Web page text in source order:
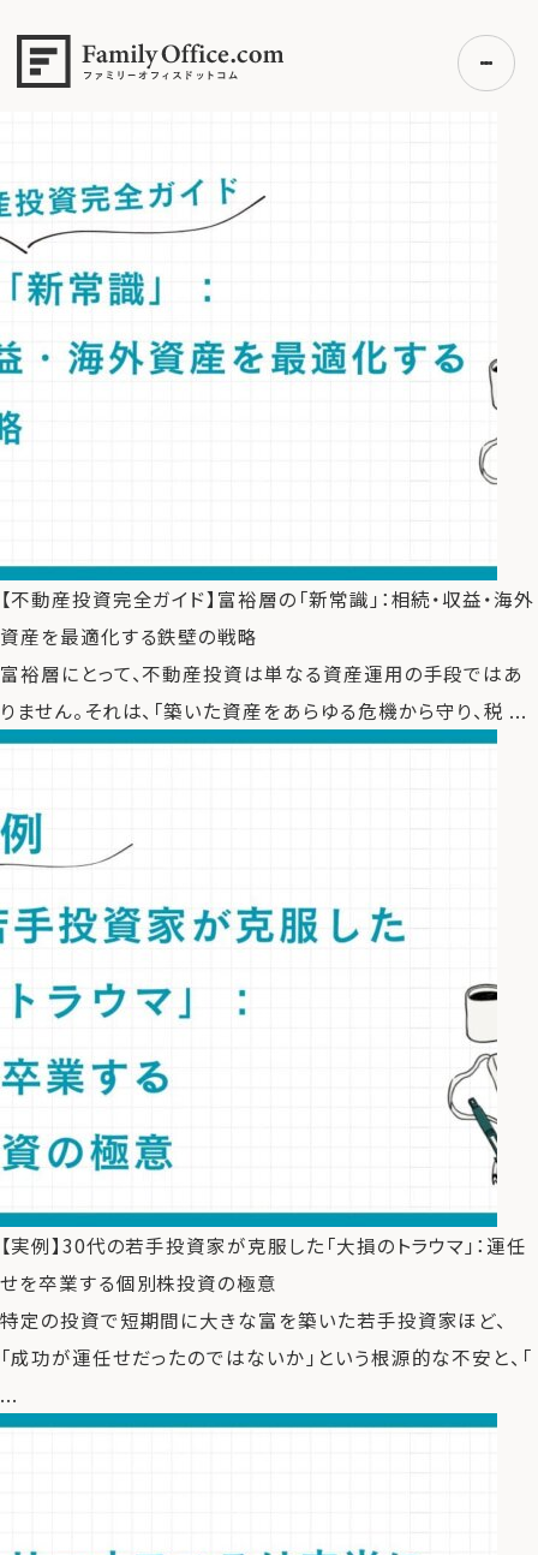
初めての方へ
ご利用の流れ・プラン
事例紹介
無料講座
運営会社
ファミリーオフィスとは
関連書籍
メールマガジン登録
ファミリーオフィス完全ガイド
【不動産投資完全ガイド】富裕層の「新常識」：相続・収益・海外
資産を最適化する鉄壁の戦略
富裕層にとって、不動産投資は単なる資産運用の手段ではあ
りません。それは、「築いた資産をあらゆる危機から守り、税 ...
【実例】30代の若手投資家が克服した「大損のトラウマ」：運任
せを卒業する個別株投資の極意
特定の投資で短期間に大きな富を築いた若手投資家ほど、
「成功が運任せだったのではないか」という根源的な不安と、「
...